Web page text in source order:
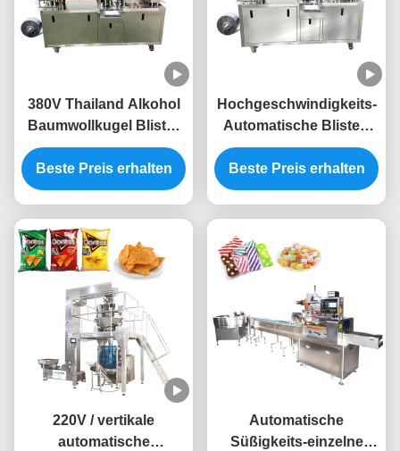
380V Thailand Alkohol
Baumwollkugel Blister
Verpackungsmaschine
Flachplattenart
Beste Preis erhalten
Hochgeschwindigkeits-
Automatische Blister-
Verpackungsmaschine
Tabletten-Blister-
Maschine 220v
Beste Preis erhalten
220V / vertikale
automatische
Automatische
Süßigkeits-einzelne